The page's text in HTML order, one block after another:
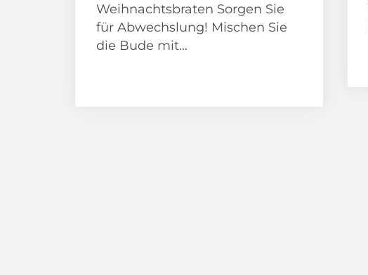
Weihnachtsbraten Sorgen Sie
für Abwechslung! Mischen Sie
die Bude mit...